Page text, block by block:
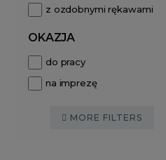
z ozdobnymi rękawami
OKAZJA
do pracy
na imprezę
MORE FILTERS